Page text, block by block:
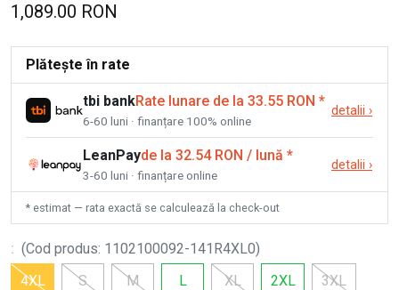
1,089.00 RON
Plătește în rate
tbi bankRate lunare de la 33.55 RON *
6-60 luni · finanțare 100% online
detalii ›
LeanPayde la 32.54 RON / lună *
3-60 luni · finanțare online
detalii ›
* estimat — rata exactă se calculează la check-out
: (Cod produs: 1102100092-141R4XL0)
4XL
S M L XL 2XL 3XL